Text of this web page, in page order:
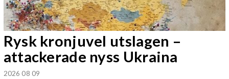
Rysk kronjuvel utslagen –
attackerade nyss Ukraina
2026 08 09